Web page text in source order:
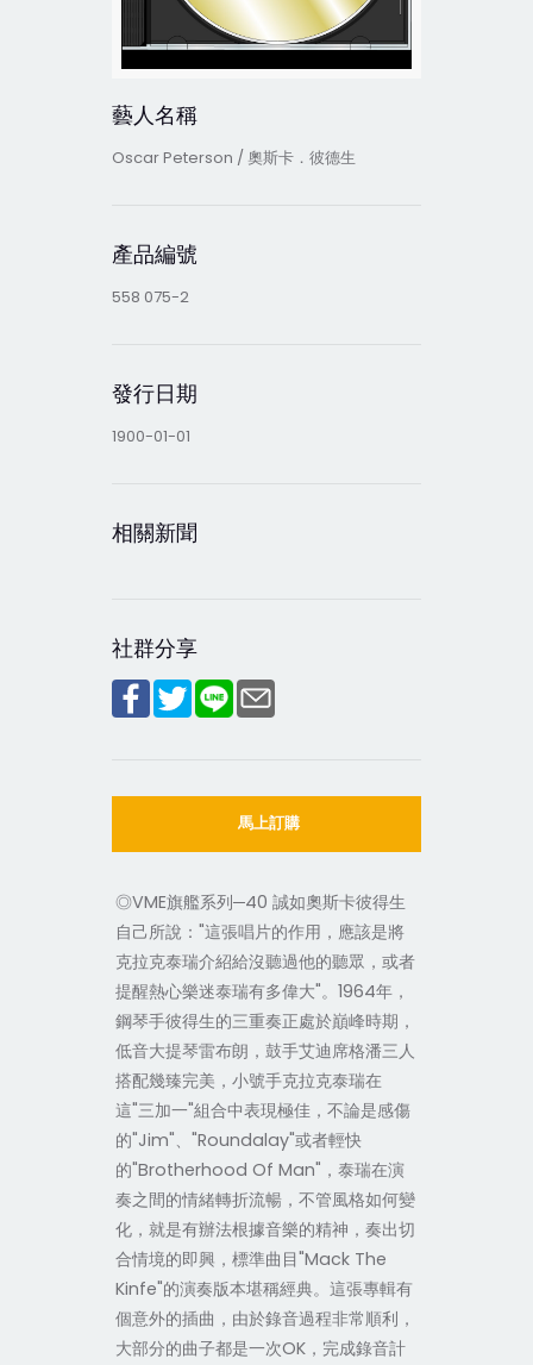
藝人名稱
Oscar Peterson / 奧斯卡．彼德生
產品編號
558 075-2
發行日期
1900-01-01
相關新聞
社群分享
馬上訂購
◎VME旗艦系列─40 誠如奧斯卡彼得生
自己所說："這張唱片的作用，應該是將
克拉克泰瑞介紹給沒聽過他的聽眾，或者
提醒熱心樂迷泰瑞有多偉大"。1964年，
鋼琴手彼得生的三重奏正處於巔峰時期，
低音大提琴雷布朗，鼓手艾迪席格潘三人
搭配幾臻完美，小號手克拉克泰瑞在
這"三加一"組合中表現極佳，不論是感傷
的"Jim"、"Roundalay"或者輕快
的"Brotherhood Of Man"，泰瑞在演
奏之間的情緒轉折流暢，不管風格如何變
化，就是有辦法根據音樂的精神，奏出切
合情境的即興，標準曲目"Mack The
Kinfe"的演奏版本堪稱經典。這張專輯有
個意外的插曲，由於錄音過程非常順利，
大部分的曲子都是一次OK，完成錄音計